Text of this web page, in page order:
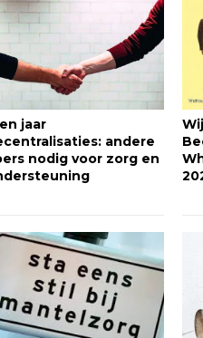
jaar
andere
nodig voor zorg en